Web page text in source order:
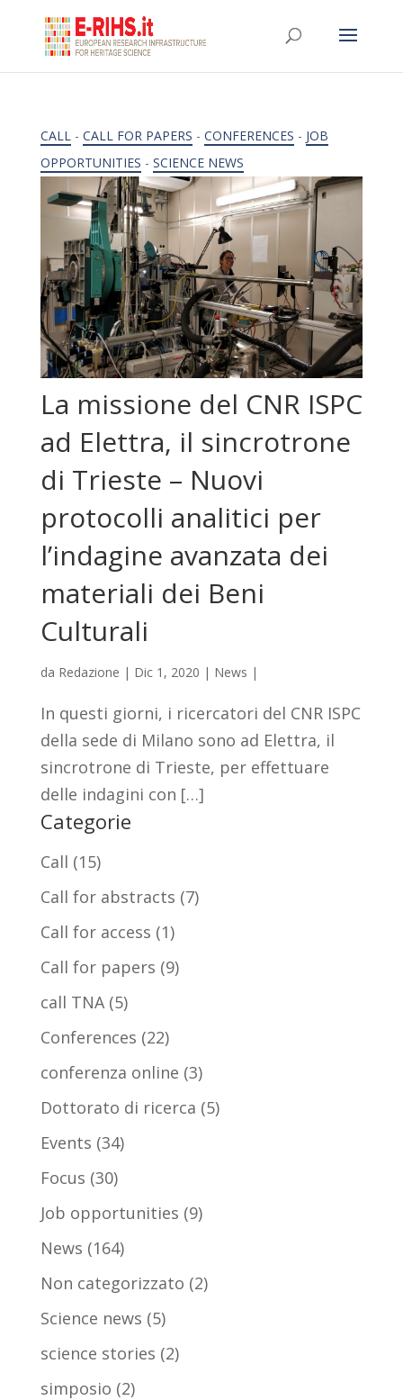
CALL- CALL FOR PAPERS - CONFERENCES - JOB
OPPORTUNITIES - SCIENCE NEWS
La missione del CNR ISPC
ad Elettra, il sincrotrone
di Trieste – Nuovi
protocolli analitici per
l’indagine avanzata dei
materiali dei Beni
Culturali
da Redazione | Dic 1, 2020 | News |
In questi giorni, i ricercatori del CNR ISPC
della sede di Milano sono ad Elettra, il
sincrotrone di Trieste, per effettuare
delle indagini con […]
Categorie
Call (15)
Call for abstracts (7)
Call for access (1)
Call for papers (9)
call TNA(5)
Conferences (22)
conferenza online (3)
Dottorato di ricerca (5)
Events (34)
Focus (30)
Job opportunities (9)
News (164)
Non categorizzato (2)
Science news (5)
science stories (2)
simposio (2)